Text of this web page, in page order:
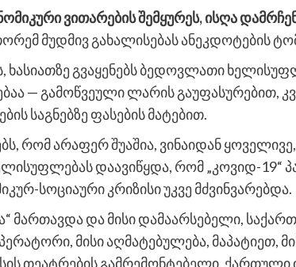
ვითარების შემყურეს, ისღა
მუდმივ გახალისებას ანეკდოტების
ხასიათზე გვაყენებს ბედოვლათი
— გამოწვეული ლარის გაუფასურებით,
საგნებზე ფასების მატებით.
რომ არაფერ შუაშია, ვინაიდან
დაავიწყდა, რომ „კოვიდ-19“
სოციაური კრიზისი უკვე მძვინვარებდა.
მართავდა და მისი დამაარსებელი,
მისი აღმატებულება, მაპატიეთ,
თეატრების გამრემონტებელი, ქართული